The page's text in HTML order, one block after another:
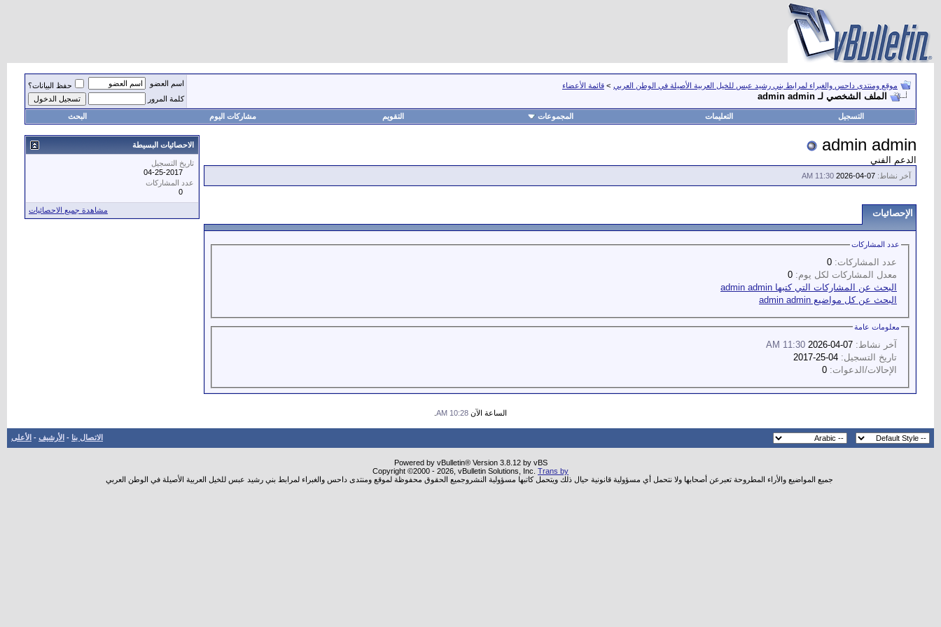
موقع ومنتدى داحس والغبراء لمرابط بني رشيد عبس للخيل العربية الأصيلة في الوطن العربي > قائمة الأعضاء
الملف الشخصي لـ admin admin
اسم العضو
حفظ البيانات؟
كلمة المرور
التسجيل التعليمات المجموعات التقويم مشاركات اليوم البحث
admin admin
الدعم الفني
آخر نشاط: 11:30 AM
الإحصائيات
عدد المشاركات
عدد المشاركات:
معدل المشاركات لكل يوم:
البحث عن المشاركات التي كتبها admin admin
البحث عن كل مواضيع admin admin
معلومات عامة
آخر نشاط:
11:30 AM
تاريخ التسجيل:
الإحالات/الدعوات:
الاحصائيات البسيطة
تاريخ التسجيل
04-25-2017
عدد المشاركات
0
مشاهدة جميع الاحصائيات
الساعة الآن 10:28 AM
الاتصال بنا - الأرشيف - الأعلى
Powered by vBulletin® Version 3.8.12 by vBS
Copyright ©2000 - 2026, vBulletin Solutions, Inc. Trans by
جميع المواضيع والأراء المطروحة تعبرعن أصحابها ولا نتحمل أي مسؤولية قانونية حيال ذلك ويتحمل كاتبها مسؤولية النشروجميع الحقوق محفوظة لموقع ومنتدى داحس والغبراء لمرابط بني رشيد عبس للخيل العربية الأصيلة في الوطن العربي